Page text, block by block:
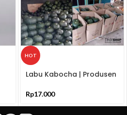
HOT
Labu Kabocha | Produsen
Rp17.000